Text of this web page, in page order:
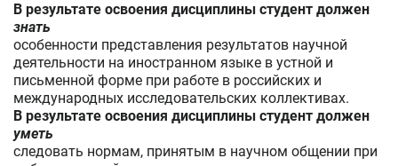
В результате освоения дисциплины студент должен
знать
особенности представления результатов научной
деятельности на иностранном языке в устной и
письменной форме при работе в российских и
международных исследовательских коллективах.
В результате освоения дисциплины студент должен
уметь
следовать нормам, принятым в научном общении при